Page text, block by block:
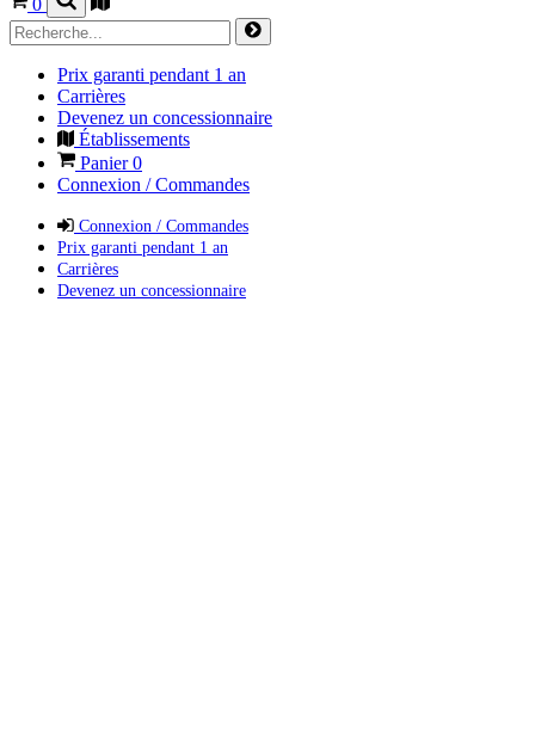
0
Prix garanti pendant 1 an
Carrières
Devenez un concessionnaire
Établissements
Panier0
Connexion / Commandes
Connexion / Commandes
Prix garanti pendant 1 an
Carrières
Devenez un concessionnaire